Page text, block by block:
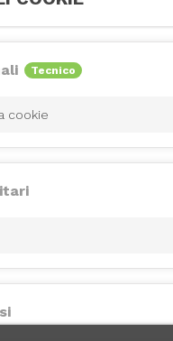
Tecnico
cookie